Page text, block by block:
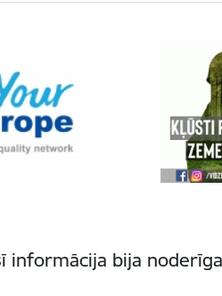
informācija bija